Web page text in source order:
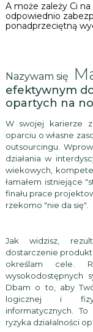
A może zależy Ci
odpowiednio
ponadprzeciętną
Nazywam się
efektywnym
opartych na
W swojej karierze
oparciu o własne
outsourcingu.
działania w
wiekowych,
łamałem istniejące
finału prace
rzekomo "nie da się".
Jak widzisz,
dostarczenie
określam cele.
wysokodostępnych
Dbam o to, aby
logicznej i
informatycznych.
ryzyka działalności